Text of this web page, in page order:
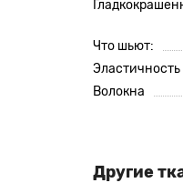
Что шьют:
Эластичность
Волокна
Другие